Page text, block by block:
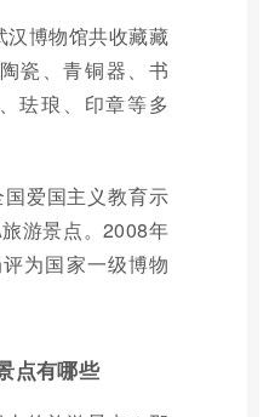
博物馆共收藏藏
瓷、青铜器、书
珐琅、印章等多
爱国主义教育示
游景点。2008年
为国家一级博物
点有哪些